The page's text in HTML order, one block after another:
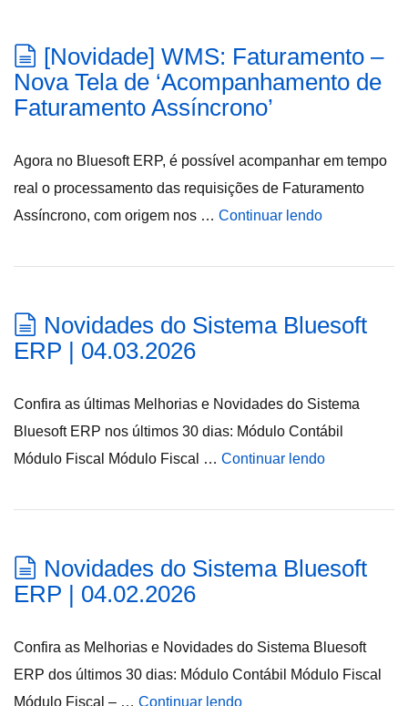
[Novidade] WMS: Faturamento –
Nova Tela de ‘Acompanhamento de
Faturamento Assíncrono’
Agora no Bluesoft ERP, é possível acompanhar em tempo
real o processamento das requisições de Faturamento
Assíncrono, com origem nos … Continuar lendo
Novidades do Sistema Bluesoft
ERP | 04.03.2026
Confira as últimas Melhorias e Novidades do Sistema
Bluesoft ERP nos últimos 30 dias: Módulo Contábil
Módulo Fiscal Módulo Fiscal … Continuar lendo
Novidades do Sistema Bluesoft
ERP | 04.02.2026
Confira as Melhorias e Novidades do Sistema Bluesoft
ERP dos últimos 30 dias: Módulo Contábil Módulo Fiscal
Módulo Fiscal – … Continuar lendo